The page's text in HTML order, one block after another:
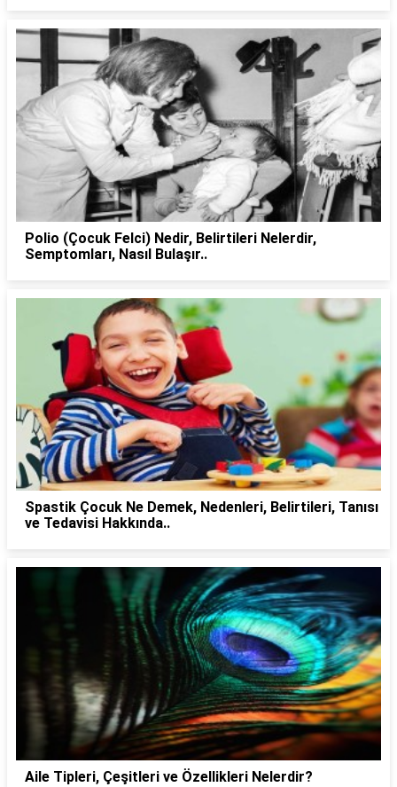
Polio (Çocuk Felci) Nedir, Belirtileri Nelerdir,
Semptomları, Nasıl Bulaşır..
Spastik Çocuk Ne Demek, Nedenleri, Belirtileri, Tanısı
ve Tedavisi Hakkında..
Aile Tipleri, Çeşitleri ve Özellikleri Nelerdir?